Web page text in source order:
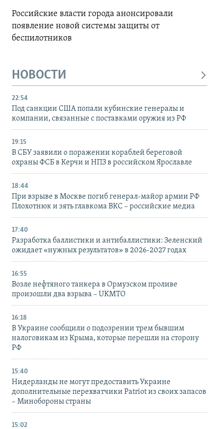
Российские власти города анонсировали
появление новой системы защиты от
беспилотников
НОВОСТИ
22:54
Под санкции США попали кубинские генералы и
компании, связанные с поставками оружия из РФ
19:15
В СБУ заявили о поражении кораблей береговой
охраны ФСБ в Керчи и НПЗ в российском Ярославле
18:44
При взрыве в Москве погиб генерал-майор армии РФ
Плохотнюк и зять главкома ВКС – российские медиа
17:40
Разработка баллистики и антибаллистики: Зеленский
ожидает «нужных результатов» в 2026-2027 годах
16:55
Возле нефтяного танкера в Ормузском проливе
произошли два взрыва – UKMTO
16:18
В Украине сообщили о подозрении трем бывшим
налоговикам из Крыма, которые перешли на сторону
РФ
15:40
Нидерланды не могут предоставить Украине
дополнительные перехватчики Patriot из своих запасов
– Минобороны страны
15:02